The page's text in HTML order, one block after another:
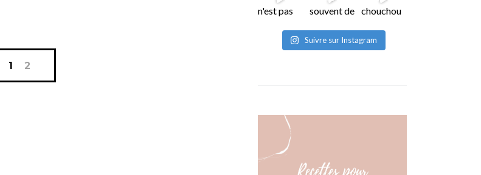
1 2
Suivre sur Instagram